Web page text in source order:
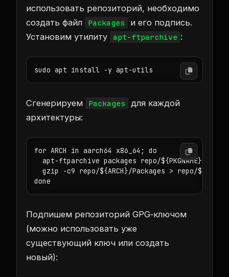
использовать репозиторий, необходимо
создать файл
Packages
и его подпись.
Установим утилиту apt-ftparchive :
sudo apt install -y apt-utils
Сгенерируем Packages
для каждой
архитектуры:
for ARCH in aarch64 x86_64; do
apt-ftparchive packages repo/
gzip -c9 repo/${ARCH}/Packages > repo/
done
Подпишем репозиторий GPG‑ключом
(можно использовать уже
существующий ключ или создать
новый):